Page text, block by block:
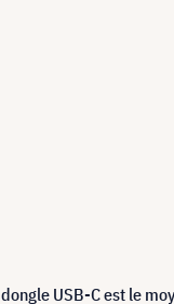
USB-C est le